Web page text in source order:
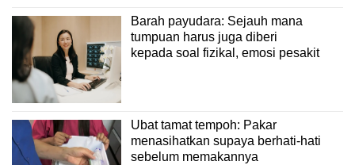
Barah payudara: Sejauh mana
tumpuan harus juga diberi
kepada soal fizikal, emosi pesakit
Ubat tamat tempoh: Pakar
menasihatkan supaya berhati-hati
sebelum memakannya